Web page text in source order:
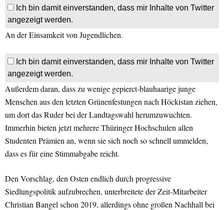
Ich bin damit einverstanden, dass mir Inhalte von Twitter
angezeigt werden.
An der Einsamkeit von Jugendlichen.
Ich bin damit einverstanden, dass mir Inhalte von Twitter
angezeigt werden.
Außerdem daran, dass zu wenige gepierct-blauhaarige junge
Menschen aus den letzten Grünenfestungen nach Höckistan ziehen,
um dort das Ruder bei der Landtagswahl herumzuwuchten.
Immerhin bieten jetzt mehrere Thüringer Hochschulen allen
Studenten Prämien an, wenn sie sich noch so schnell ummelden,
dass es für eine Stimmabgabe reicht.
Den Vorschlag, den Osten endlich durch progressive
Siedlungspolitik aufzubrechen, unterbreitete der Zeit-Mitarbeiter
Christian Bangel schon 2019, allerdings ohne großen Nachhall bei